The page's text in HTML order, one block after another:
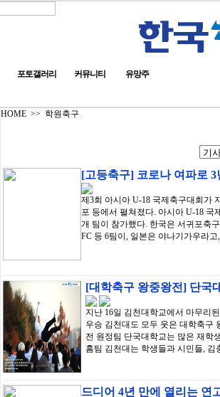
포토갤러리 커뮤니티 유망주
HOME >> 학원축구
[고등축구] 코로나 여파로
제3회 아시아 U-18 국제축구대회가
포 등에서 펼쳐졌다. 아시아 U-18 국
개 팀이 참가했다. 한국은 서귀포축
FC 등 6팀이, 일본은 야나기가우라
[대학축구 왕중왕전] 단국
지난 16일 김천대학교에서 마무리
우승 김천대도 모두 웃은 대학축구
전 원정팀 단국대학교는 많은 재학
홈팀 김천대는 학생들과 시민들,
드디어 4년 만에 열리는 연